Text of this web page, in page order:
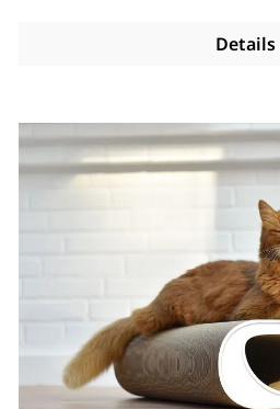
Details